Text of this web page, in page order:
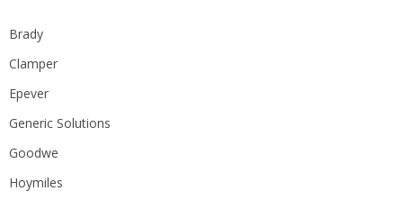
Brady
Clamper
Epever
Generic Solutions
Goodwe
Hoymiles